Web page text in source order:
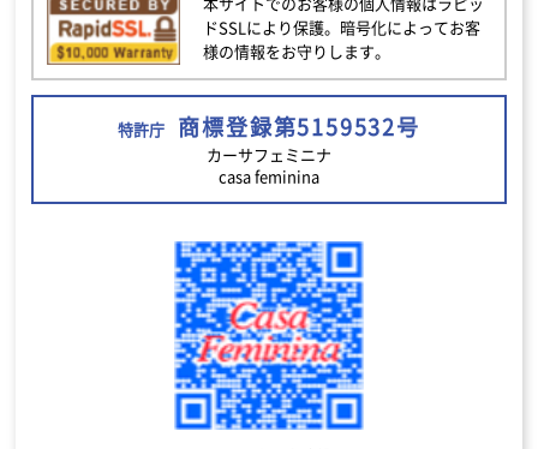
ドSSLにより保護。暗号化によってお客
様の情報をお守りします。
特許庁 商標登録第5159532号
カーサフェミニナ
casa feminina